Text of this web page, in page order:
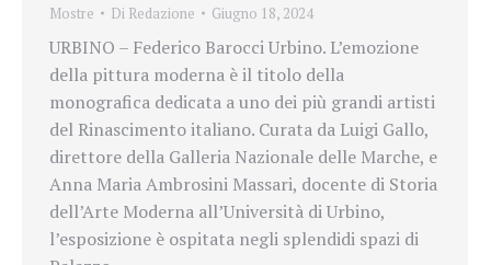
Mostre Di Redazione Giugno 18, 2024
URBINO – Federico Barocci Urbino. L’emozione
della pittura moderna è il titolo della
monografica dedicata a uno dei più grandi artisti
del Rinascimento italiano. Curata da Luigi Gallo,
direttore della Galleria Nazionale delle Marche, e
Anna Maria Ambrosini Massari, docente di Storia
dell’Arte Moderna all’Università di Urbino,
l’esposizione è ospitata negli splendidi spazi di